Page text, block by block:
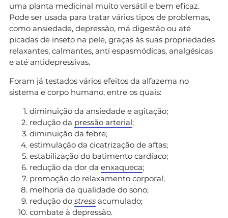
uma planta medicinal muito versátil e bem eficaz.
Pode ser usada para tratar vários tipos de problemas,
como ansiedade, depressão, má digestão ou até
picadas de inseto na pele, graças às suas propriedades
relaxantes, calmantes, anti espasmódicas, analgésicas
e até antidepressivas.
Foram já testados vários efeitos da alfazema no
sistema e corpo humano, entre os quais:
diminuição da ansiedade e agitação;
redução da pressão arterial;
diminuição da febre;
estimulação da cicatrização de aftas;
estabilização do batimento cardíaco;
redução da dor da enxaqueca;
promoção do relaxamento corporal;
melhoria da qualidade do sono;
redução do stress acumulado;
combate à depressão.